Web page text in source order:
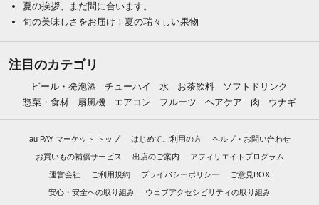
夏の挨拶、まだ間に合います。
旬の美味しさをお届け！夏の瑞々しい果物
注目のカテゴリ
ビール・発泡酒 チューハイ 水 お茶飲料
ソフトドリンク
惣菜・食材
扇風機 エアコン フルーツ ヘアケア 肉 ウナギ
au PAY マーケット トップ はじめてご利用の方 ヘルプ・お問い合わせ
お買いもの補償サービス 出店のご案内 アフィリエイトプログラム
運営会社 ご利用規約 プライバシーポリシー ご意見BOX
安心・安全への取り組み ウェブアクセシビリティの取り組み